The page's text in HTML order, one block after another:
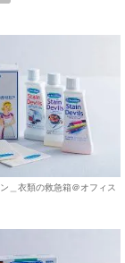
＿衣類の救急箱＠オフィス